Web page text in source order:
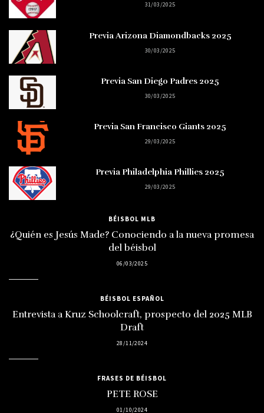
31/03/2025
Previa Arizona Diamondbacks 2025
30/03/2025
Previa San Diego Padres 2025
30/03/2025
Previa San Francisco Giants 2025
29/03/2025
Previa Philadelphia Phillies 2025
29/03/2025
BÉISBOL MLB
¿Quién es Jesús Made? Conociendo a la nueva promesa
del béisbol
06/03/2025
BÉISBOL ESPAÑOL
Entrevista a Kruz Schoolcraft, prospecto del 2025 MLB
Draft
28/11/2024
FRASES DE BÉISBOL
PETE ROSE
01/10/2024